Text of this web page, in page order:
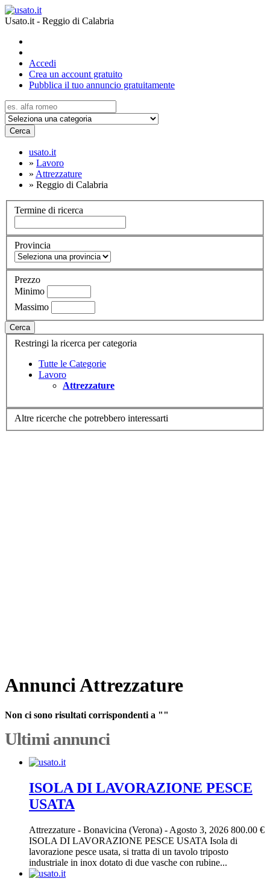
Usato.it - Reggio di Calabria
Accedi
Crea un account gratuito
Pubblica il tuo annuncio gratuitamente
Cerca
usato.it
» Lavoro
» Attrezzature
» Reggio di Calabria
Termine di ricerca
Provincia
Prezzo
Minimo
Massimo
Cerca
Restringi la ricerca per categoria
Tutte le Categorie
Lavoro
Attrezzature
Altre ricerche che potrebbero interessarti
Annunci Attrezzature
Non ci sono risultati corrispondenti a ""
Ultimi annunci
ISOLA DI LAVORAZIONE PESCE
USATA
Attrezzature - Bonavicina (Verona) - Agosto 3, 2026 800.00 €
ISOLA DI LAVORAZIONE PESCE USATA Isola di
lavorazione pesce usata, si tratta di un tavolo triposto
industriale in inox dotato di due vasche con rubine...